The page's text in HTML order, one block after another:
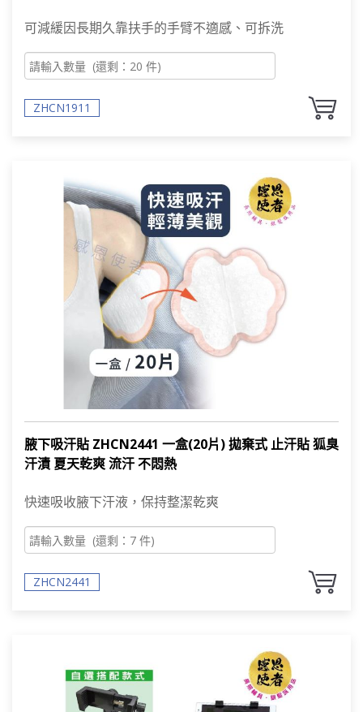
可減緩因長期久靠扶手的手臂不適感、可拆洗
ZHCN1911
腋下吸汗貼 ZHCN2441 一盒(20片) 拋棄式 止汗貼 狐臭
汗漬 夏天乾爽 流汗 不悶熱
快速吸收腋下汗液，保持整潔乾爽
ZHCN2441